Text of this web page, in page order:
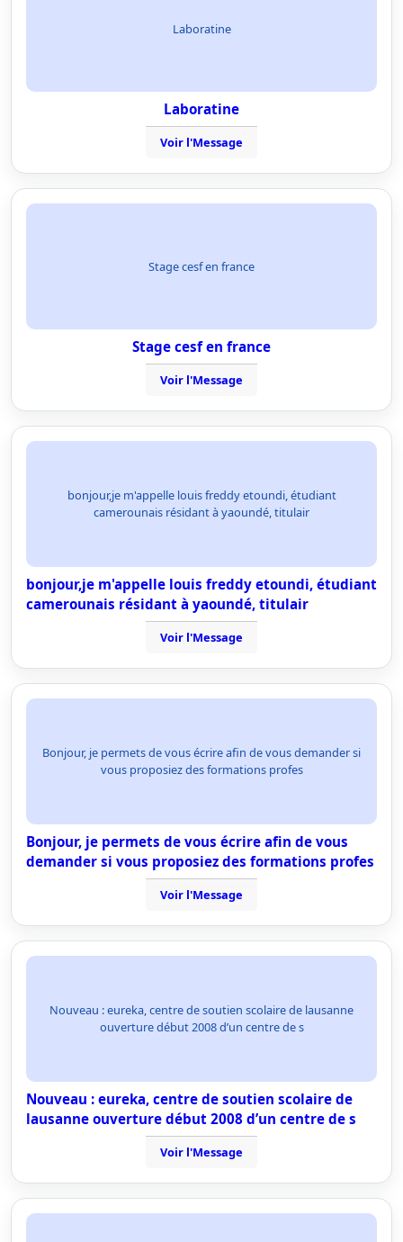
Laboratine
Laboratine
Voir l'Message
Stage cesf en france
Stage cesf en france
Voir l'Message
bonjour,je m'appelle louis freddy etoundi, étudiant
camerounais résidant à yaoundé, titulair
bonjour,je m'appelle louis freddy etoundi, étudiant
camerounais résidant à yaoundé, titulair
Voir l'Message
Bonjour, je permets de vous écrire afin de vous demander si
vous proposiez des formations profes
Bonjour, je permets de vous écrire afin de vous
demander si vous proposiez des formations profes
Voir l'Message
Nouveau : eureka, centre de soutien scolaire de lausanne
ouverture début 2008 d’un centre de s
Nouveau : eureka, centre de soutien scolaire de
lausanne ouverture début 2008 d’un centre de s
Voir l'Message